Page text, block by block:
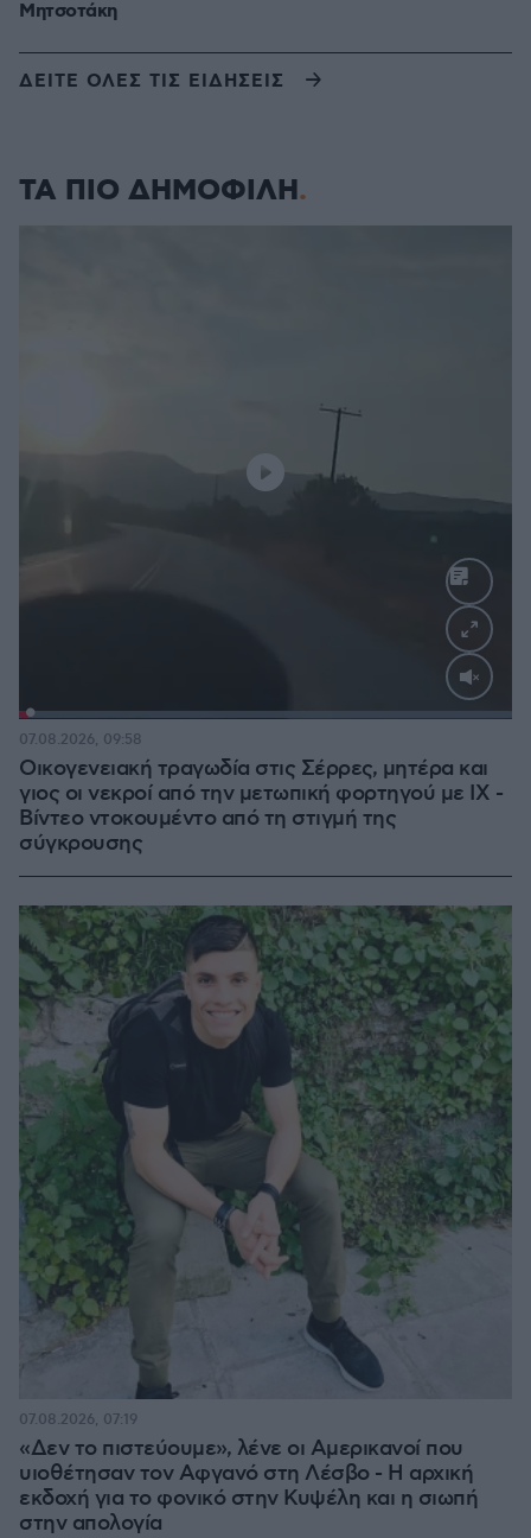
Μητσοτάκη
ΔΕΙΤΕ ΟΛΕΣ ΤΙΣ ΕΙΔΗΣΕΙΣ
ΤΑ ΠΙΟ ΔΗΜΟΦΙΛΗ
Loaded:
Οικογενειακή τραγωδία στις Σέρρες, μητέρα και
γιος οι νεκροί από την μετωπική φορτηγού με ΙΧ -
Βίντεο ντοκουμέντο από τη στιγμή της
σύγκρουσης
07.08.2026, 09:58
«Δεν το πιστεύουμε», λένε οι Αμερικανοί που
υιοθέτησαν τον Αφγανό στη Λέσβο - Η αρχική
εκδοχή για το φονικό στην Κυψέλη και η σιωπή
στην απολογία
07.08.2026, 07:19